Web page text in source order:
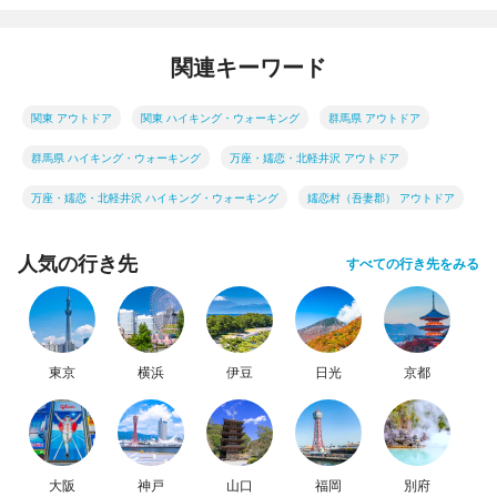
関連キーワード
関東 アウトドア 関東 ハイキング・ウォーキング 群馬県 アウトドア
群馬県 ハイキング・ウォーキング 万座・嬬恋・北軽井沢 アウトドア
万座・嬬恋・北軽井沢 ハイキング・ウォーキング 嬬恋村（吾妻郡） アウトドア
人気の行き先 すべての行き先をみる
東京 横浜 伊豆 日光 京都
大阪 神戸 山口 福岡 別府